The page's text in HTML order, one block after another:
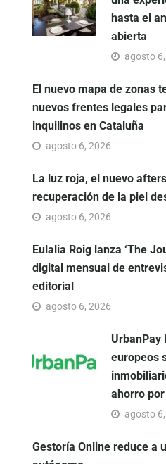
hasta el
abierta
agosto
El nuevo mapa de zonas
nuevos frentes legales
inquilinos en Cataluña
agosto 6, 2026
La luz roja, el nuevo
recuperación de la piel
agosto 6, 2026
Eulalia Roig lanza ‘The
digital mensual de
editorial
agosto 6, 2026
UrbanPay
europeos
ahorro
agosto
Gestoría Online reduce a